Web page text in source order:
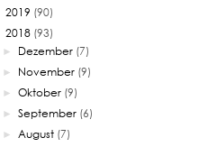
2019 (90)
2018 (93)
► Dezember (7)
► November (9)
►Oktober (9)
►September (6)
►August (7)